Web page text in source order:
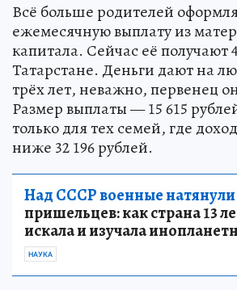
Всё больше родителей
ежемесячную выплату из
капитала. Сейчас её получают
Татарстане. Деньги дают на
трёх лет, неважно, первенец
Размер выплаты — 15 615
только для тех семей, где
ниже 32 196 рублей.
Над СССР военные натянули
пришельцев: как страна 13
искала и изучала
НАУКА